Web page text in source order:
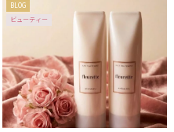
BLOG
ビューティー